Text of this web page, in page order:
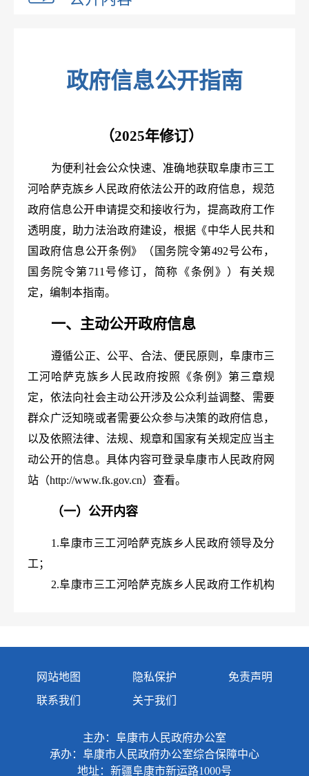
内设机构政府信息公开指南
（2025年修订）
为便利社会公众快速、准确地获取阜康市三工
河哈萨克族乡人民政府依法公开的政府信息，规范
政府信息公开申请提交和接收行为，提高政府工作
透明度，助力法治政府建设，根据《中华人民共和
国政府信息公开条例》（国务院令第492号公布，
国务院令第711号修订，简称《条例》）有关规
定，编制本指南。
一、主动公开政府信息
遵循公正、公平、合法、便民原则，阜康市三
工河哈萨克族乡人民政府按照《条例》第三章规
定，依法向社会主动公开涉及公众利益调整、需要
群众广泛知晓或者需要公众参与决策的政府信息，
以及依照法律、法规、规章和国家有关规定应当主
动公开的信息。具体内容可登录阜康市人民政府网
站（http://www.fk.gov.cn）查看。
（一）公开内容
1.阜康市三工河哈萨克族乡人民政府领导及分
工；
2.阜康市三工河哈萨克族乡人民政府工作机构
的政府文件及有关政策解读；
告、重点工作等；
5.与群众生产生活密切相关的重点领域信息；
6.其他需要公开的政府信息。
网站地图 隐私保护
免责声明
联系我们
关于我们
主办：阜康市人民政府办公室
承办：阜康市人民政府办公室综合保障中心
地址：新疆阜康市新运路1000号